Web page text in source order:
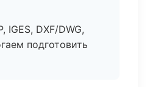
IGES, DXF/DWG,
подготовить